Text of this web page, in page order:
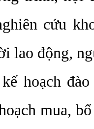
cứu
lao động,
hoạch
mua,